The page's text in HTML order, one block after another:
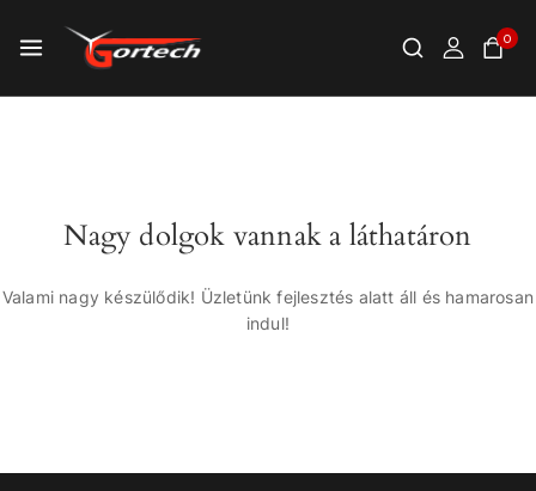
0
Nagy dolgok vannak a láthatáron
Valami nagy készülődik! Üzletünk fejlesztés alatt áll és hamarosan
indul!